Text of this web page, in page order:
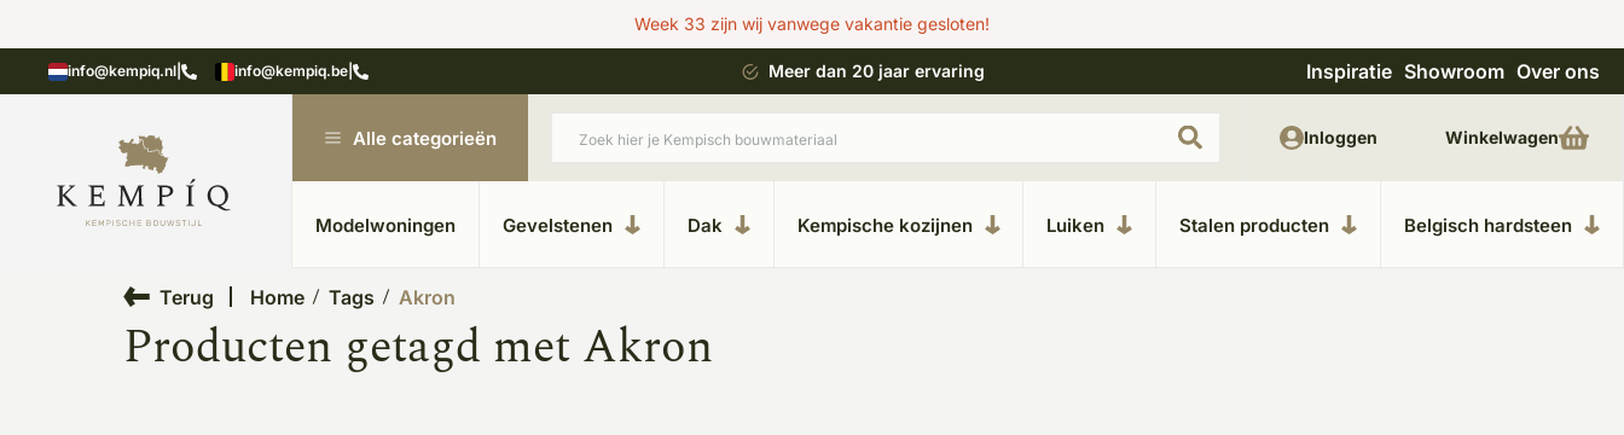
Week 33 zijn wij vanwege vakantie gesloten!
info@kempiq.nl info@kempiq.be
in Kesteren Unieke materialen in kempische bouwstijl Meer dan 20 jaar ervaring Uitgebreide showroom in Kesteren Unieke
Inspiratie Showroom Over ons
Alle categorieën
Modelwoningen Gevelstenen Dak Kempische kozijnen Luiken Stalen producten Belgisch hardsteen
Inloggen Winkelwagen
Terug Home Tags Akron
Producten getagd met Akron